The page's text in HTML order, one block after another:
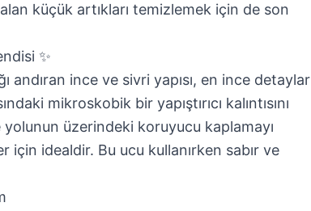
küçük artıkları temizlemek için de son
✨
andıran ince ve sivri yapısı, en ince detaylar
mikroskobik bir yapıştırıcı kalıntısını
üzerindeki koruyucu kaplamayı
idealdir. Bu ucu kullanırken sabır ve